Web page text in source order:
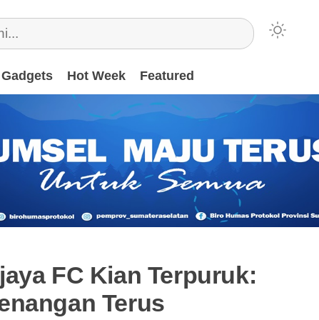
Gadgets Hot Week Featured
FC Kian Terpuruk:
Terus